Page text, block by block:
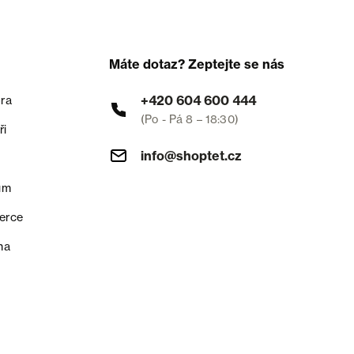
Máte dotaz? Zeptejte se nás
+420 604 600 444
(Po - Pá 8 – 18:30)
info@shoptet.cz